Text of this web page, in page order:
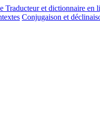
Conjugaison et